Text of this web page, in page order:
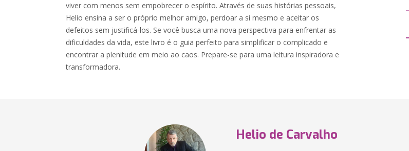
viver com menos sem empobrecer o espírito. Através de suas histórias pessoais,
Helio ensina a ser o próprio melhor amigo, perdoar a si mesmo e aceitar os
defeitos sem justificá-los. Se você busca uma nova perspectiva para enfrentar as
dificuldades da vida, este livro é o guia perfeito para simplificar o complicado e
encontrar a plenitude em meio ao caos. Prepare-se para uma leitura inspiradora e
transformadora.
Helio de Carvalho